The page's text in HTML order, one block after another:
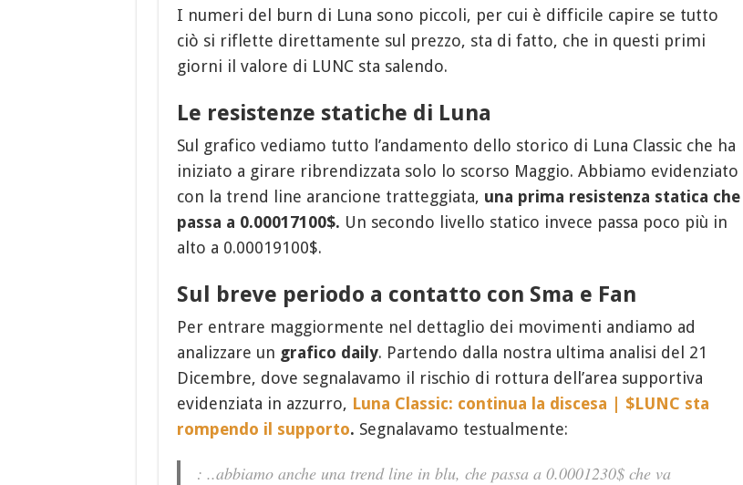
I numeri del burn di Luna sono piccoli, per cui è difficile capire se tutto
ciò si riflette direttamente sul prezzo, sta di fatto, che in questi primi
giorni il valore di LUNC sta salendo.
Le resistenze statiche di Luna
Sul grafico vediamo tutto l’andamento dello storico di Luna Classic che ha
iniziato a girare ribrendizzata solo lo scorso Maggio. Abbiamo evidenziato
con la trend line arancione tratteggiata, una prima resistenza statica che
passa a 0.00017100$. Un secondo livello statico invece passa poco più in
alto a 0.00019100$.
Sul breve periodo a contatto con Sma e Fan
Per entrare maggiormente nel dettaglio dei movimenti andiamo ad
analizzare un grafico daily. Partendo dalla nostra ultima analisi del 21
Dicembre, dove segnalavamo il rischio di rottura dell’area supportiva
evidenziata in azzurro, Luna Classic: continua la discesa | $LUNC sta
rompendo il supporto. Segnalavamo testualmente:
: ..abbiamo anche una trend line in blu, che passa a 0.0001230$ che va